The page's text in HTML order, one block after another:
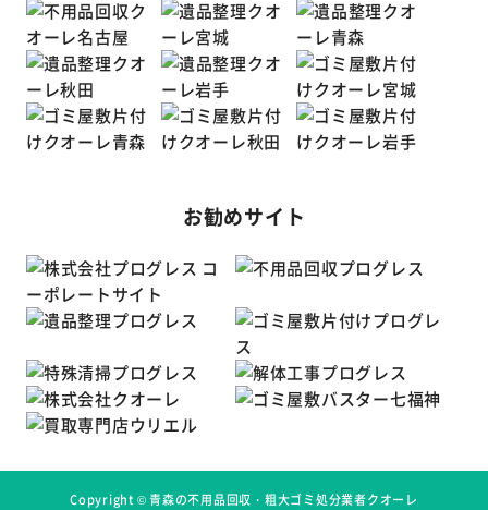
お勧めサイト
Copyright ©青森の不用品回収・粗大ゴミ処分業者クオーレ